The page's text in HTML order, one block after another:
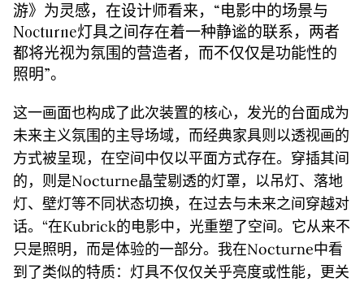
游》为灵感，在设计师看来，“电影中的场景与
Nocturne灯具之间存在着一种静谧的联系，两者
都将光视为氛围的营造者，而不仅仅是功能性的
照明”。
这一画面也构成了此次装置的核心，发光的台面成为
未来主义氛围的主导场域，而经典家具则以透视画的
方式被呈现，在空间中仅以平面方式存在。穿插其间
的，则是Nocturne晶莹剔透的灯罩，以吊灯、落地
灯、壁灯等不同状态切换，在过去与未来之间穿越对
话。“在Kubrick的电影中，光重塑了空间。它从来不
只是照明，而是体验的一部分。我在Nocturne中看
到了类似的特质：灯具不仅仅关乎亮度或性能，更关